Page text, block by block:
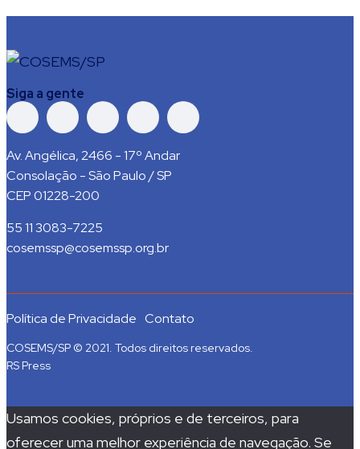
Siga a gente
Av. Angélica, 2466 - 17º Andar
Consolação - São Paulo / SP
CEP 01228-200
55 11 3083-7225
cosemssp@cosemssp.org.br
Política de Privacidade Contato
COSEMS/SP © 2021. Todos direitos reservados.
RS Press
Usamos cookies, próprios e de terceiros, para
oferecer uma melhor experiência de navegação. Se